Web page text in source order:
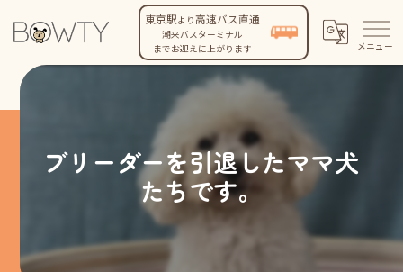
東京駅より高速バス直通
潮来バスターミナル
までお迎えに上がります
ブリーダーを引退したママ犬
たちです。